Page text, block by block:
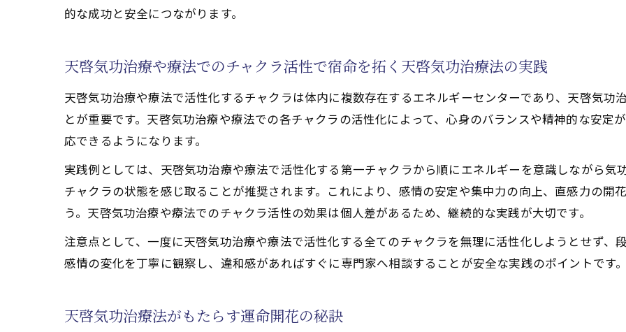
的な成功と安全につながります。
天啓気功治療や療法でのチャクラ活性で宿命を拓く天啓気功治療法の実践
天啓気功治療や療法で活性化するチャクラは体内に複数存在するエネルギーセンターであり、天啓気功
とが重要です。天啓気功治療や療法での各チャクラの活性化によって、心身のバランスや精神的な安定
応できるようになります。
実践例としては、天啓気功治療や療法で活性化する第一チャクラから順にエネルギーを意識しながら気
チャクラの状態を感じ取ることが推奨されます。これにより、感情の安定や集中力の向上、直感力の開
う。天啓気功治療や療法でのチャクラ活性の効果は個人差があるため、継続的な実践が大切です。
注意点として、一度に天啓気功治療や療法で活性化する全てのチャクラを無理に活性化しようとせず、
感情の変化を丁寧に観察し、違和感があればすぐに専門家へ相談することが安全な実践のポイントです。
天啓気功治療法がもたらす運命開花の秘訣